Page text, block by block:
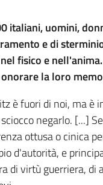
italiani, uomini,
e di
fisico e
la loro
è fuori di noi, ma è
negarlo. [...]
ottusa o cinica
d'autorità, e
di virtù guerriera, di